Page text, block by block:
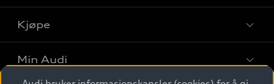
Finn din Audi
Sammenlign bilmodeller
Elbiler
Kjøpe
Kjøpshjelp
Min Audi